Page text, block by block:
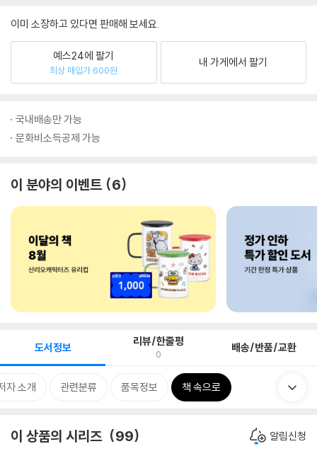
이미 소장하고 있다면 판매해 보세요.
예스24에 팔기
최상 매입가 600원
내 가게에서 팔기
국내배송만 가능
문화비소득공제 가능
이 분야의 이벤트 6
도서정보 리뷰/한줄평
0 배송/반품/교환
자 소개 관련분류 품목정보 책 속으로
이 상품의 시리즈 99 알림신청